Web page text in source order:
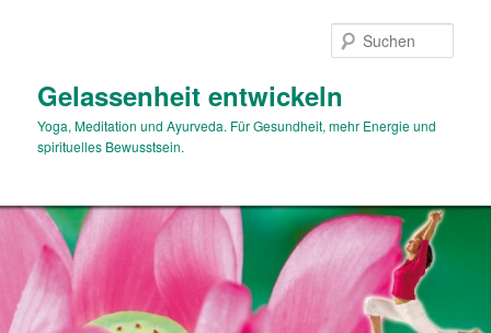
Gelassenheit entwickeln
Yoga, Meditation und Ayurveda. Für Gesundheit, mehr Energie und
spirituelles Bewusstsein.